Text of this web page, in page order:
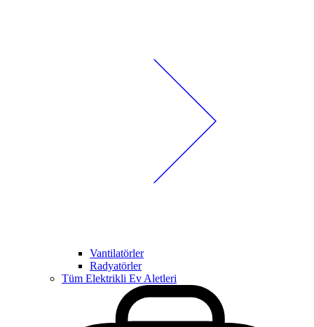
Vantilatörler
Radyatörler
Tüm Elektrikli Ev Aletleri